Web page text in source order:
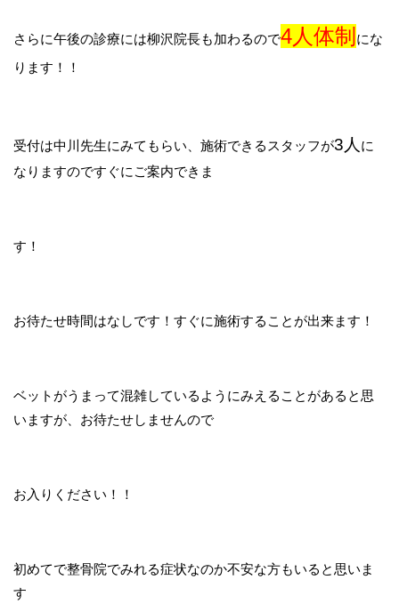
さらに午後の診療には柳沢院長も加わるので4人体制 にな
ります！！
受付は中川先生にみてもらい、施術できるスタッフが3人 に
なりますのですぐにご案内できま
す！
お待たせ時間はなしです！すぐに施術することが出来ます！
ベットがうまって混雑しているようにみえることがあると思
いますが、お待たせしませんので
お入りください！！
初めてで整骨院でみれる症状なのか不安な方もいると思いま
す